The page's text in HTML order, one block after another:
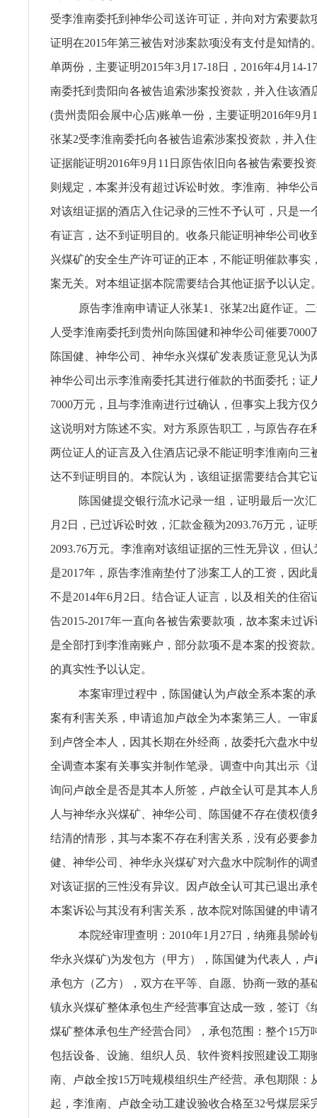
受李淮南委托到神华公司送许可证，并向对方索要款
证明在2015年第三被告对涉案款项没有支付是知情的
单两份，主要证明2015年3月17-18日，2016年4月14-
南委托到贵阳向各被告追索涉案投资款，并入住该酒
(贵州贵阳会展中心店)账单一份，主要证明2016年9月
张某2受李淮南委托向各被告追索涉案投资款，并入
证据能证明2016年9月11日原告依旧向各被告索要投
则规定，本案并没有超过诉讼时效。李淮南、神华公
对该组证据的酒店入住记录的三性不予认可，只是一
有证言，达不到证明目的。收条只能证明神华公司收
兴煤矿的安全生产许可证的正本，不能证明催款事实
案无关。对本组证据本院需要结合其他证据予以认定
原告李淮南申请证人张某1、张某2出庭作证。
人受李淮南委托到贵州向陈国健和神华公司催要7000
陈国健、神华公司、神华永兴煤矿发表质证意见认为
神华公司出示李淮南委托其进行催款的书面委托；证
7000万元，且与李淮南进行过确认，但事实上我方仅
这说明对方陈述不实。对方系原告职工，与原告存在
两位证人的证言及入住酒店记录不能证明李淮南向三
达不到证明目的。本院认为，该组证据需要结合其它
陈国健提交银行流水记录一组，证明最后一次
月2日，已过诉讼时效，汇款金额为2093.76万元，证
2093.76万元。李淮南对该组证据的三性无异议，但
是2017年，原告李淮南垫付了涉案工人的工资，因此
不是2014年6月2日。结合证人证言，以及相关的住宿
告2015-2017年一直向各被告索要款项，故本案未过
是全部打到李淮南账户，部分款项不是本案的投资款
的真实性予以认定。
本案审理过程中，陈国健认为卢啟全系本案的
案有利害关系，申请追加卢啟全为本案第三人。一审
到卢啓全本人，因其长期在外经商，故委托六盘水中
全调查本案有关事实并制作笔录。调查中向其出示《
询问卢啟全是否是其本人所签，卢啟全认可是其本人
人与神华永兴煤矿、神华公司、陈国健不存在债权债
结清的情形，其与本案不存在利害关系，没有必要参
健、神华公司、神华永兴煤矿对六盘水中院制作的调
对该证据的三性没有异议。因卢啟全认可其已退出承
本案诉讼与其没有利害关系，故本院对陈国健的申请
本院经审理查明：2010年1月27日，纳雍县鬃岭
华永兴煤矿)为发包方（甲方），陈国健为代表人，
承包方（乙方），双方在平等、自愿、协商一致的基
镇永兴煤矿整体承包生产经营事宜达成一致，签订《
煤矿整体承包生产经营合同》，承包范围：整个15万
包括设备、设施、组织人员、软件资料按照建设工期
南、卢啟全按15万吨规模组织生产经营。承包期限：
起，李淮南、卢啟全动工建设验收合格至32号煤层采